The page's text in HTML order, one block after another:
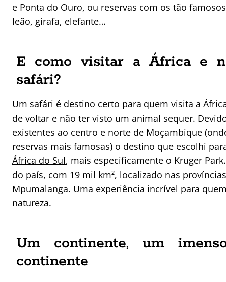
e Ponta do Ouro, ou reservas com os tão
leão, girafa, elefante…
E como visitar a África e
safári?
Um safári é destino certo para quem visita a
de voltar e não ter visto um animal sequer.
existentes ao centro e norte de Moçambique
reservas mais famosas) o destino que escolhi
África do Sul, mais especificamente o Kruger
do país, com 19 mil km², localizado nas
Mpumalanga. Uma experiência incrível para
natureza.
Um continente, um
continente